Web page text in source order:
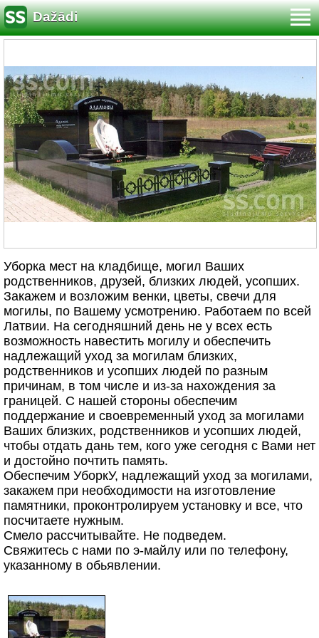
Dažādi
Уборка мест на кладбище, могил Ваших
родственников, друзей, близких людей, усопших.
Закажем и возложим венки, цветы, свечи для
могилы, по Вашему усмотрению. Работаем по всей
Латвии. На сегодняшний день не у всех есть
возможность навестить могилу и обеспечить
надлежащий уход за могилам близких,
родственников и усопших людей по разным
причинам, в том числе и из-за нахождения за
границей. С нашей стороны обеспечим
поддержание и своевременный уход за могилами
Ваших близких, родственников и усопших людей,
чтобы отдать дань тем, кого уже сегодня с Вами нет
и достойно почтить память.
Обеспечим УборкУ, надлежащий уход за могилами,
закажем при необходимости на изготовление
памятники, проконтролируем установку и все, что
посчитаете нужным.
Смело рассчитывайте. Не подведем.
Свяжитесь с нами по э-майлу или по телефону,
указанному в обьявлении.